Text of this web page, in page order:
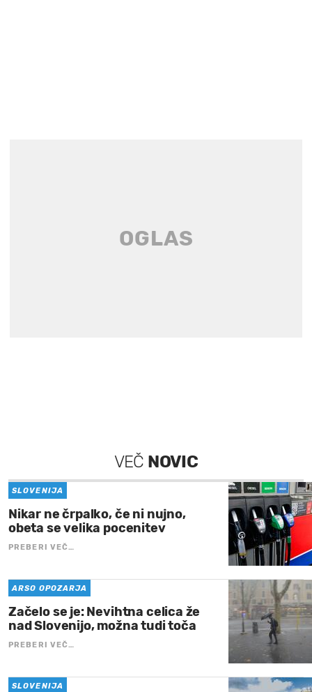
VEČ NOVIC
SLOVENIJA
Nikar ne črpalko, če ni nujno,
obeta se velika pocenitev
PREBERI VEČ…
ARSO OPOZARJA
Začelo se je: Nevihtna celica že
nad Slovenijo, možna tudi toča
PREBERI VEČ…
SLOVENIJA